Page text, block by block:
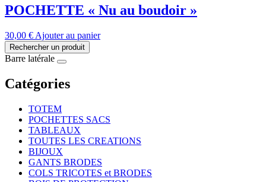
POCHETTE « Nu au boudoir »
30,00 € Ajouter au panier
Rechercher un produit
Barre latérale
Catégories
TOTEM
POCHETTES SACS
TABLEAUX
TOUTES LES CREATIONS
BIJOUX
GANTS BRODES
COLS TRICOTES et BRODES